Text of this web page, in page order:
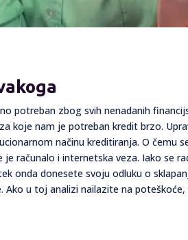
potreban zbog svih nenadanih
koje nam je potreban kredit brzo.
načinu kreditiranja. O čemu
računalo i internetska veza. Iako se
onda donesete svoju odluku o
u toj analizi nailazite na